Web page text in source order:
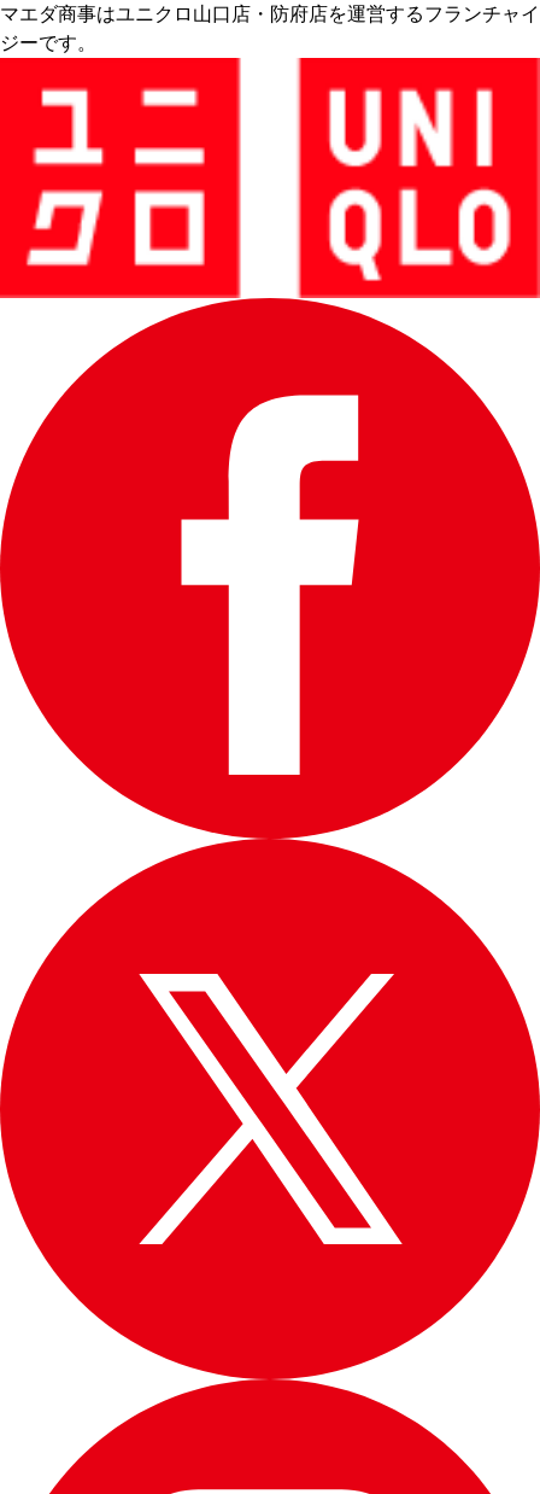
マエダ商事はユニクロ山口店・防府店を運営するフランチャイ
ジーです。